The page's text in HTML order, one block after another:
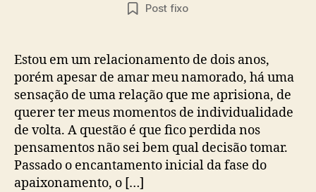
Post fixo
Estou em um relacionamento de dois anos,
porém apesar de amar meu namorado, há uma
sensação de uma relação que me aprisiona, de
querer ter meus momentos de individualidade
de volta. A questão é que fico perdida nos
pensamentos não sei bem qual decisão tomar.
Passado o encantamento inicial da fase do
apaixonamento, o […]